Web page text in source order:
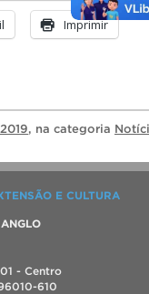
Imprimir
, na categoria
E CULTURA
- Centro
610